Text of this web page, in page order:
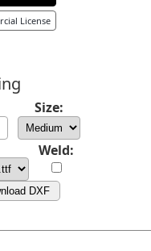
License
Size:
Weld:
DXF